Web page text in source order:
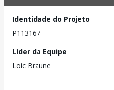
Identidade do Projeto
P113167
Líder da Equipe
Loic Braune